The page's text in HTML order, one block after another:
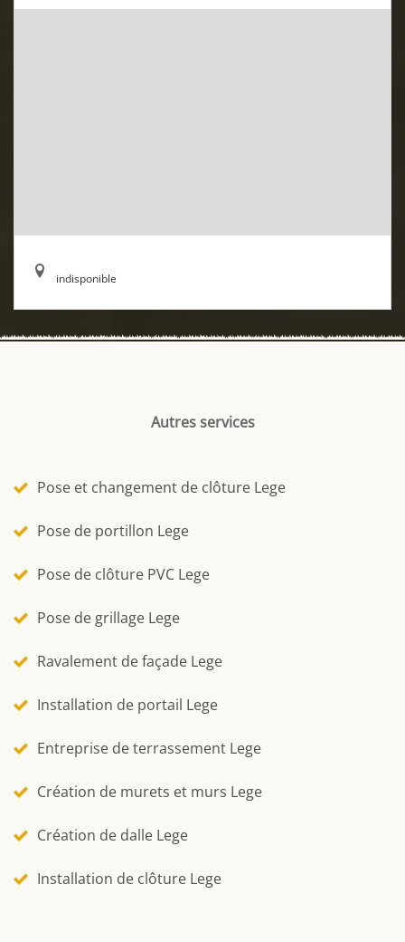
indisponible
Autres services
Pose et changement de clôture Lege
Pose de portillon Lege
Pose de clôture PVC Lege
Pose de grillage Lege
Ravalement de façade Lege
Installation de portail Lege
Entreprise de terrassement Lege
Création de murets et murs Lege
Création de dalle Lege
Installation de clôture Lege